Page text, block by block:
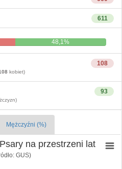
611
48,1%
108
kobiet)
93
Mężczyźni (%)
na przestrzeni lat
GUS)